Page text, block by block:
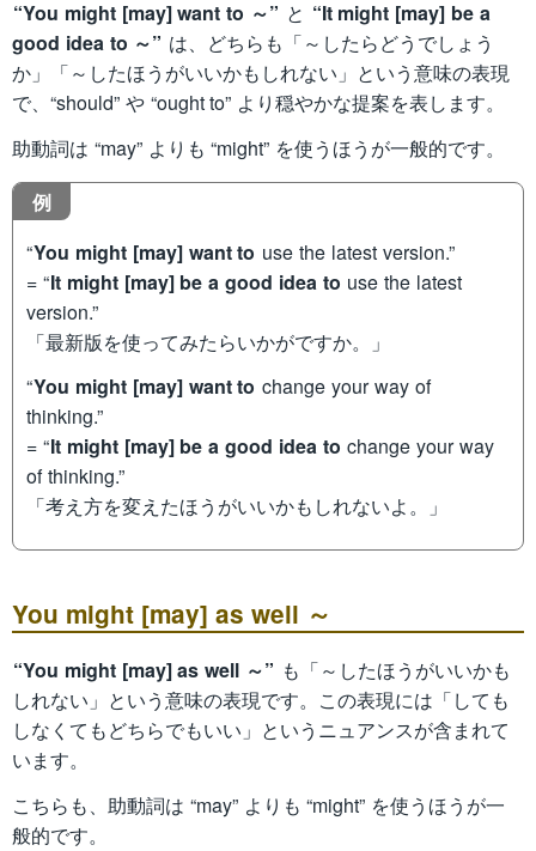
“You might [may] want to ～” と “It might [may] be a
good idea to ～” は、どちらも「～したらどうでしょう
か」「～したほうがいいかもしれない」という意味の表現
で、“should” や “ought to” より穏やかな提案を表します。
助動詞は “may” よりも “might” を使うほうが一般的です。
例
“You might [may] want to use the latest version.”
= “It might [may] be a good idea to use the latest
version.”
「最新版を使ってみたらいかがですか。」
“You might [may] want to change your way of
thinking.”
= “It might [may] be a good idea to change your way
of thinking.”
「考え方を変えたほうがいいかもしれないよ。」
You might [may] as well ～
“You might [may] as well ～” も「～したほうがいいかも
しれない」という意味の表現です。この表現には「しても
しなくてもどちらでもいい」というニュアンスが含まれて
います。
こちらも、助動詞は “may” よりも “might” を使うほうが一
般的です。